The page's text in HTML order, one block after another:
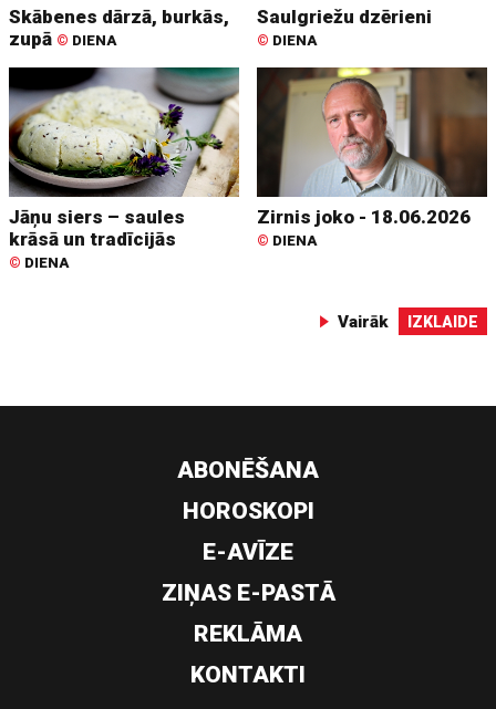
Skābenes dārzā, burkās,
zupā © DIENA
Saulgriežu dzērieni
© DIENA
Jāņu siers – saules
krāsā un tradīcijās
© DIENA
Zirnis joko - 18.06.2026
© DIENA
Vairāk IZKLAIDE
ABONĒŠANA
HOROSKOPI
E-AVĪZE
ZIŅAS E-PASTĀ
REKLĀMA
KONTAKTI